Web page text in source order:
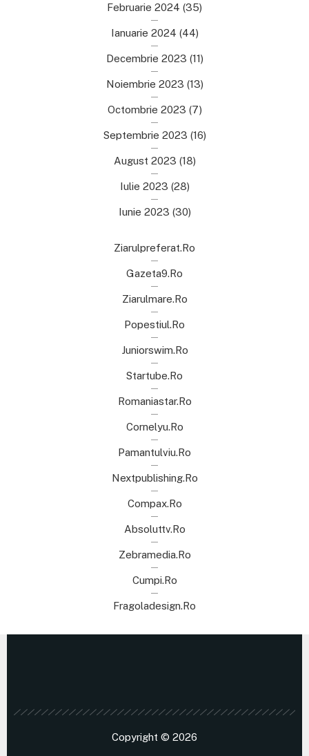
Februarie 2024 (35)
Ianuarie 2024 (44)
Decembrie 2023 (11)
Noiembrie 2023 (13)
Octombrie 2023 (7)
Septembrie 2023 (16)
August 2023 (18)
Iulie 2023 (28)
Iunie 2023 (30)
Ziarulpreferat.ro
Gazeta9.ro
Ziarulmare.ro
Popestiul.ro
Juniorswim.ro
Startube.ro
Romaniastar.ro
Cornelyu.ro
Pamantulviu.ro
Nextpublishing.ro
Compax.ro
Absoluttv.ro
Zebramedia.ro
Cumpi.ro
Fragoladesign.ro
Copyright © 2026